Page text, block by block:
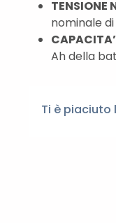
TENSIONE
nominale
Ah della
Ti è piaciuto